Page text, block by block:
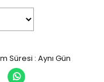
Süresi : Aynı Gün